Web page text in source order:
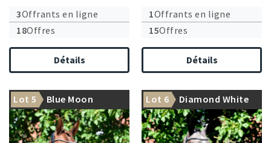
3Offrants en ligne
18Offres
Détails
1Offrants en ligne
15Offres
Détails
Lot 5 Blue Moon Lot 6 Diamond White